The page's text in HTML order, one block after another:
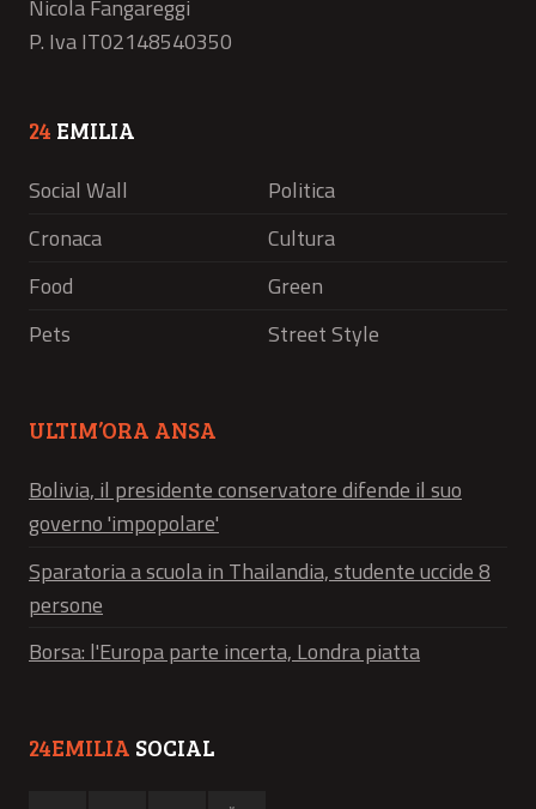
Nicola Fangareggi
P. Iva IT02148540350
24 EMILIA
Social Wall
Politica
Cronaca
Cultura
Food
Green
Pets
Street Style
ULTIM’ORA ANSA
Bolivia, il presidente conservatore difende il suo
governo 'impopolare'
Sparatoria a scuola in Thailandia, studente uccide 8
persone
Borsa: l'Europa parte incerta, Londra piatta
24EMILIA SOCIAL